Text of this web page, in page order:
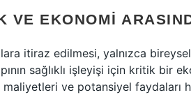
VE EKONOMI
itiraz edilmesi, yalnızca bireysel
sağlıklı işleyişi için kritik bir
ve potansiyel faydaları